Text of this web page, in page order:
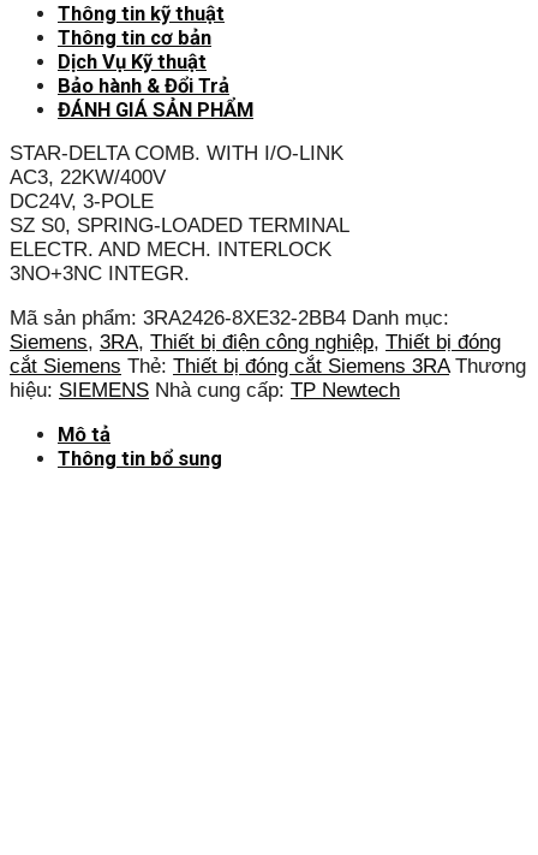
Thông tin kỹ thuật
Thông tin cơ bản
Dịch Vụ Kỹ thuật
Bảo hành & Đổi Trả
ĐÁNH GIÁ SẢN PHẨM
STAR-DELTA COMB. WITH I/O-LINK
AC3, 22KW/400V
DC24V, 3-POLE
SZ S0, SPRING-LOADED TERMINAL
ELECTR. AND MECH. INTERLOCK
3NO+3NC INTEGR.
Mã sản phẩm: 3RA2426-8XE32-2BB4 Danh mục:
Siemens, 3RA, Thiết bị điện công nghiệp, Thiết bị đóng
cắt Siemens Thẻ: Thiết bị đóng cắt Siemens 3RA Thương
hiệu: SIEMENS Nhà cung cấp: TP Newtech
Mô tả
Thông tin bổ sung